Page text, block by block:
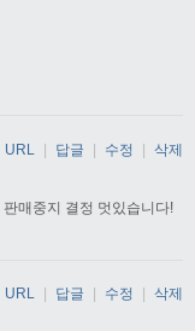
매중지 결정 멋있습니다!
URL | 답글 | 수정 | 삭제
URL 답글 수정 삭제